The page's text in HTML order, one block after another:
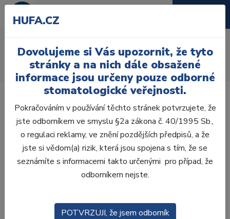
Úvod Zuby
AcryRock
AcryRock 1x28 S15-I38-D37, A2
HUFA.CZ
Dovolujeme si Vás upozornit, že tyto
stránky a na nich dále obsažené
informace jsou určeny pouze odborné
stomatologické veřejnosti.
Pokračováním v používání těchto stránek potvrzujete, že
jste odborníkem ve smyslu §2a zákona č. 40/1995 Sb.,
o regulaci reklamy, ve znění pozdějších předpisů, a že
jste si vědom(a) rizik, která jsou spojena s tím, že se
seznámíte s informacemi takto určenými pro případ, že
odborníkem nejste.
POTVRZUJI, že jsem odborník